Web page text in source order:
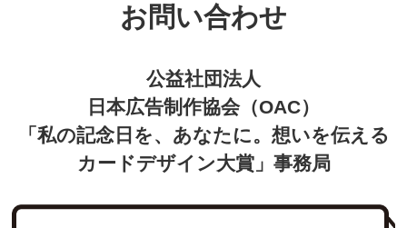
お問い合わせ
公益社団法人
日本広告制作協会（OAC）
「私の記念日を、あなたに。想いを伝える
カードデザイン大賞」事務局